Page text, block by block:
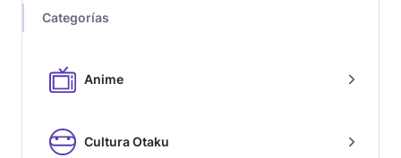
Categorías
Anime
Cultura Otaku